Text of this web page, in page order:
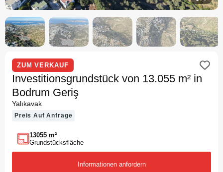
ZUM VERKAUF
Investitionsgrundstück von 13.055 m² in
Bodrum Geriş
Yalıkavak
Preis Auf Anfrage
13055 m²
Grundstücksfläche
Informationen anfordern